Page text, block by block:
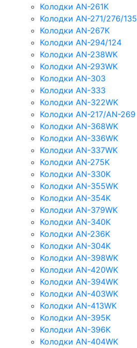
Колодки AN-261K
Колодки AN-271/276/135
Колодки AN-267K
Колодки AN-294/124
Колодки AN-238WK
Колодки AN-293WK
Колодки AN-303
Колодки AN-333
Колодки AN-322WK
Колодки AN-217/AN-269
Колодки AN-368WK
Колодки AN-336WK
Колодки AN-337WK
Колодки AN-275K
Колодки AN-330K
Колодки AN-355WK
Колодки AN-354K
Колодки AN-379WK
Колодки AN-340K
Колодки AN-236K
Колодки AN-304K
Колодки AN-398WK
Колодки AN-420WK
Колодки AN-394WK
Колодки AN-403WK
Колодки AN-413WK
Колодки AN-395K
Колодки AN-396K
Колодки AN-404WK